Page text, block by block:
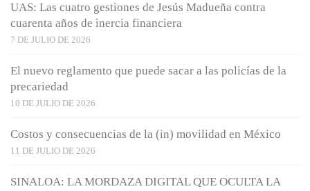
UAS: Las cuatro gestiones de Jesús Madueña contra
cuarenta años de inercia financiera
7 DE JULIO DE 2026
El nuevo reglamento que puede sacar a las policías de la
precariedad
10 DE JULIO DE 2026
Costos y consecuencias de la (in) movilidad en México
11 DE JULIO DE 2026
SINALOA: LA MORDAZA DIGITAL QUE OCULTA LA